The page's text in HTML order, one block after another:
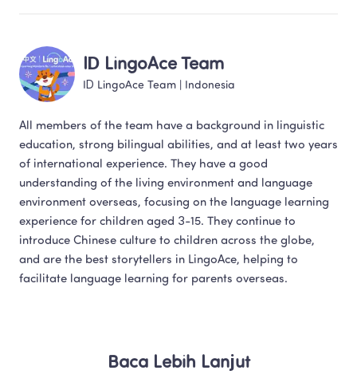
ID LingoAce Team
ID LingoAce Team Indonesia
All members of the team have a background in linguistic
education, strong bilingual abilities, and at least two years
of international experience. They have a good
understanding of the living environment and language
environment overseas, focusing on the language learning
experience for children aged 3-15. They continue to
introduce Chinese culture to children across the globe,
and are the best storytellers in LingoAce, helping to
facilitate language learning for parents overseas.​
Baca Lebih Lanjut